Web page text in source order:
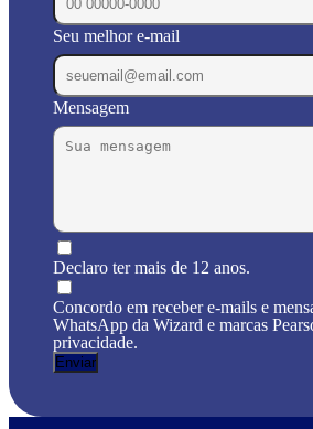
Seu melhor e-mail
Mensagem
Declaro ter mais de 12 anos.
Concordo em receber e-mails e
WhatsApp da Wizard e marcas
privacidade.